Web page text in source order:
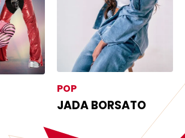
JADA BORSATO
POP